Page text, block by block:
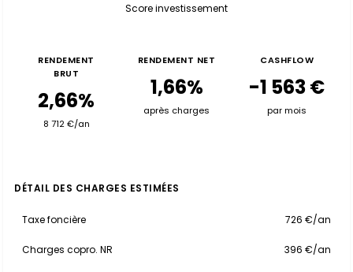
Score investissement
RENDEMENT
BRUT
2,66%
8 712 €/an
RENDEMENT NET
1,66%
après charges
CASHFLOW
-1 563 €
par mois
DÉTAIL DES CHARGES ESTIMÉES
Taxe foncière 726 €/an
Charges copro. NR 396 €/an